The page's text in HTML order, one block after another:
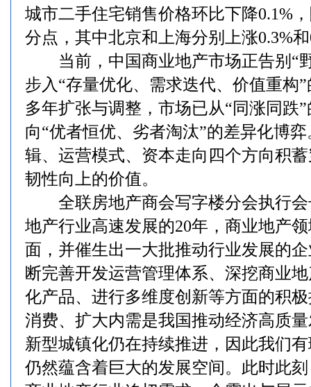
城市二手住宅销售价格环比下降0.1%
分点，其中北京和上海分别上涨0.3%
当前，中国商业地产市场正告别“
步入“存量优化、需求迭代、价值重构
多年扩张与调整，市场已从“同涨同跌
向“优者恒优、劣者淘汰”的差异化博
辑、运营模式、资本走向四个方向积
韧性向上的价值。
全联房地产商会写字楼分会执行会
地产行业高速发展的20年，商业地产
面，并催生出一大批推动行业发展的
断完善开发运营管理体系、深挖商业
化产品、进行多维度创新等方面的积
消费、扩大内需是我国推动经济高质
新型城镇化仍在持续推进，因此我们
仍然蕴含着巨大的发展空间。此时此